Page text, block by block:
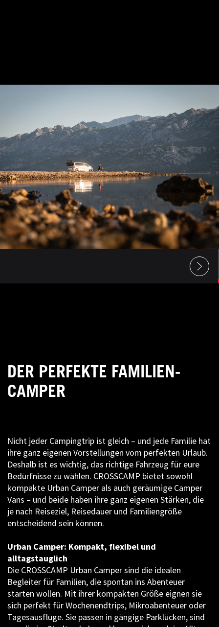
DER PERFEKTE FAMILIEN-
CAMPER
Nicht jeder Campingtrip ist gleich – und jede Familie hat
ihre ganz eigenen Vorstellungen vom perfekten Urlaub.
Deshalb ist es wichtig, das richtige Fahrzeug für eure
Bedürfnisse zu wählen. CROSSCAMP bietet sowohl
kompakte Urban Camper als auch geräumige Camper
Vans – und beide haben ihre ganz eigenen Stärken, die
je nach Reiseziel, Reisedauer und Familiengröße
entscheidend sein können.
Urban Camper: Kompakt, flexibel und
alltagstauglich
Die CROSSCAMP Urban Camper sind die idealen
Begleiter für Familien, die spontan ins Abenteuer
starten wollen. Mit ihrer kompakten Größe eignen sie
sich perfekt für Wochenendtrips, Mikroabenteuer oder
Tagesausflüge. Sie passen in gängige Parklücken, sind